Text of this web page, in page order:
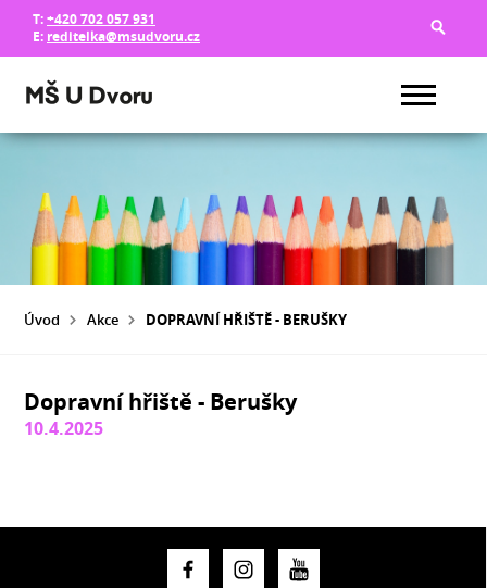
T:+420 702 057 931
E: reditelka@msudvoru.cz
Úvod Akce DOPRAVNÍ HŘIŠTĚ - BERUŠKY
Dopravní hřiště - Berušky
10.4.2025